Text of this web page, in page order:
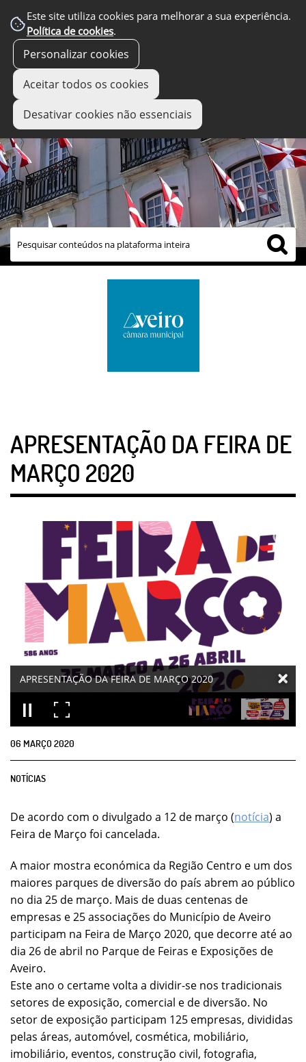
Este site utiliza cookies para melhorar a sua experiência.
Política de cookies.
Personalizar cookies
Aceitar todos os cookies
Desativar cookies não essenciais
links úteis
APRESENTAÇÃO DA FEIRA DE
MARÇO 2020
Cartaz Oficial 2020
06 MARÇO2020
NOTÍCIAS
De acordo com o divulgado a 12 de março (notícia) a
Feira de Março foi cancelada.
A maior mostra económica da Região Centro e um dos
maiores parques de diversão do país abrem ao público
no dia 25 de março. Mais de duas centenas de
empresas e 25 associações do Município de Aveiro
participam na Feira de Março 2020, que decorre até ao
dia 26 de abril no Parque de Feiras e Exposições de
Aveiro.
Este ano o certame volta a dividir-se nos tradicionais
setores de exposição, comercial e de diversão. No
setor de exposição participam 125 empresas, divididas
pelas áreas, automóvel, cosmética, mobiliário,
imobiliário, eventos, construção civil, fotografia,